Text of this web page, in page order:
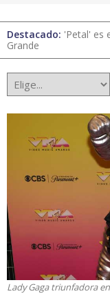
Destacado: 'Petal' es
Grande
Lady Gaga triunfadora